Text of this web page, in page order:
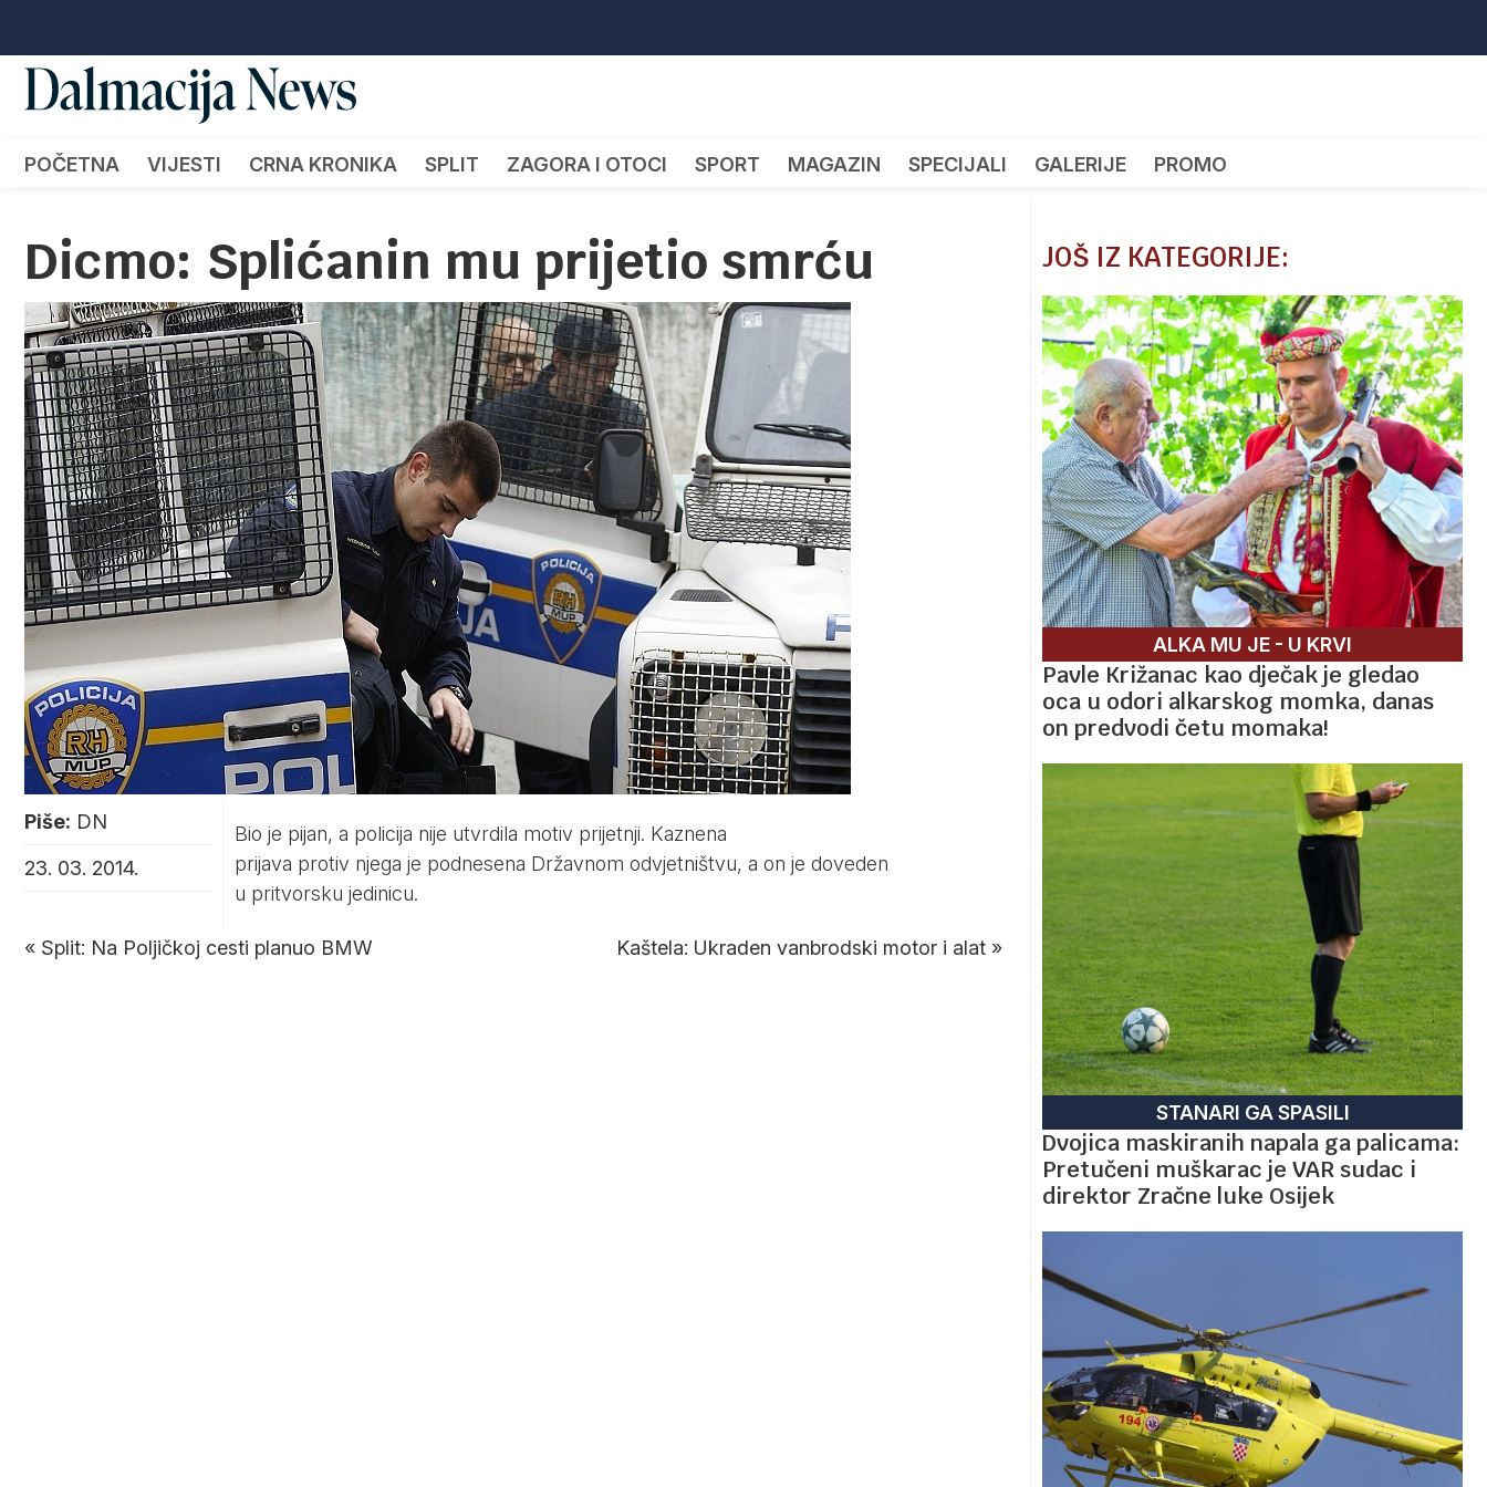
POČETNA VIJESTI CRNA KRONIKA SPLIT ZAGORA I OTOCI SPORT MAGAZIN SPECIJALI GALERIJE PROMO
Dicmo: Splićanin mu prijetio smrću
Piše: DN
23. 03. 2014.
Bio je pijan, a policija nije utvrdila motiv prijetnji. Kaznena
prijava protiv njega je podnesena Državnom odvjetništvu, a on je doveden
u pritvorsku jedinicu.
« Split: Na Poljičkoj cesti planuo BMW Kaštela: Ukraden vanbrodski motor i alat »
JOŠ IZ KATEGORIJE:
ALKA MU JE - U KRVI
Pavle Križanac kao dječak je gledao
oca u odori alkarskog momka, danas
on predvodi četu momaka!
STANARI GA SPASILI
Dvojica maskiranih napala ga palicama:
Pretučeni muškarac je VAR sudac i
direktor Zračne luke Osijek